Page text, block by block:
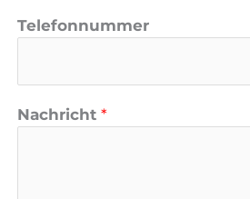
m
Telefonnummer
Nachricht *